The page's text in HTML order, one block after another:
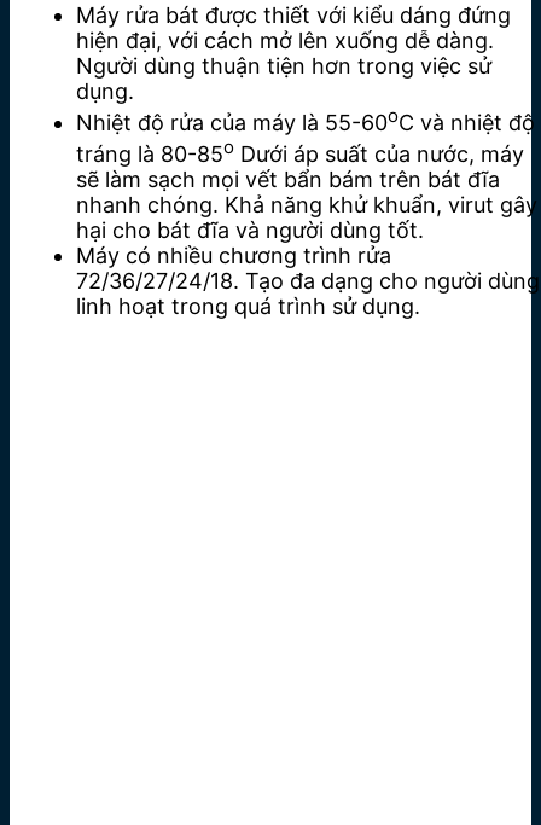
Máy rửa bát được thiết với kiểu dáng đứng
hiện đại, với cách mở lên xuống dễ dàng.
Người dùng thuận tiện hơn trong việc sử
dụng.
Nhiệt độ rửa của máy là 55-60oC và nhiệt độ
tráng là 80-85o Dưới áp suất của nước, máy
sẽ làm sạch mọi vết bẩn bám trên bát đĩa
nhanh chóng. Khả năng khử khuẩn, virut gây
hại cho bát đĩa và người dùng tốt.
Máy có nhiều chương trình rửa
72/36/27/24/18. Tạo đa dạng cho người dùng
linh hoạt trong quá trình sử dụng.